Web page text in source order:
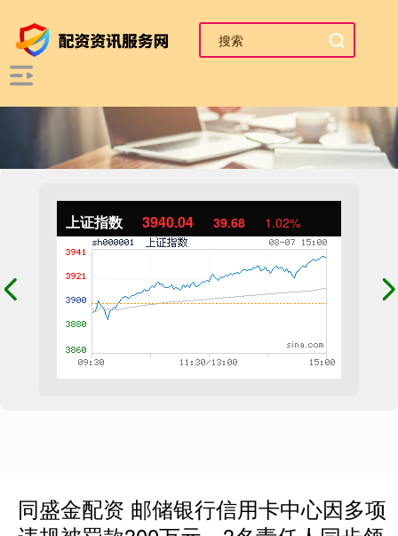
上证指数 3940.04 39.68 1.02%
同盛金配资 邮储银行信用卡中心因多项